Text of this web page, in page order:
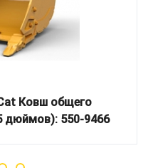
Ковш общего
дюймов): 550-9466